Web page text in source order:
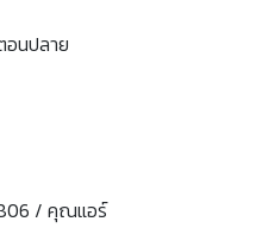
นปลาย
/ คุณแอร์